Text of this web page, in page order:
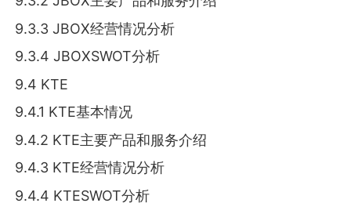
9.3.3 JBOX经营情况分析
9.3.4 JBOXSWOT分析
9.4 KTE
9.4.1 KTE基本情况
9.4.2 KTE主要产品和服务介绍
9.4.3 KTE经营情况分析
9.4.4 KTESWOT分析